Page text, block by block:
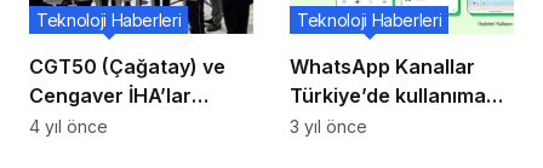
CGT50 (Çağatay) ve
Cengaver İHA’lar
SEDEC’te Büyük İlgi
Teknoloji Haberleri
4 yıl önce
WhatsApp Kanallar
Türkiye’de kullanıma
açılıyor
Teknoloji Haberleri
3 yıl önce